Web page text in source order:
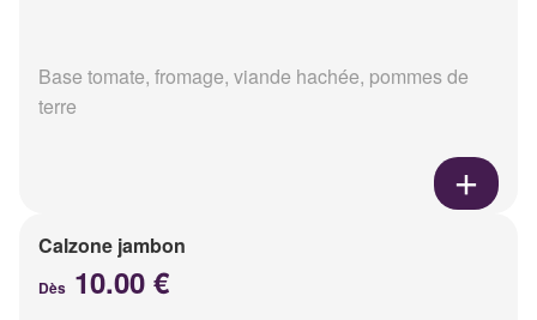
Base tomate, fromage, viande hachée, pommes de
terre
Calzone jambon
Dès 10.00 €